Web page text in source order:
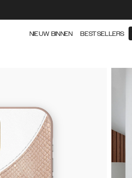
NIEUW BINNEN BESTSELLERS